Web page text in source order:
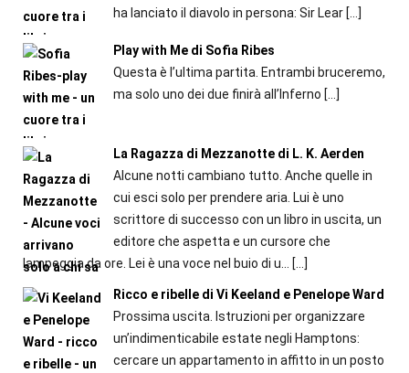
ha lanciato il diavolo in persona: Sir Lear[…]
Play with Me di Sofia Ribes
Questa è l’ultima partita. Entrambi bruceremo,
ma solo uno dei due finirà all’Inferno […]
La Ragazza di Mezzanotte di L. K. Aerden
Alcune notti cambiano tutto. Anche quelle in
cui esci solo per prendere aria. Lui è uno
scrittore di successo con un libro in uscita, un
editore che aspetta e un cursore che
lampeggia da ore. Lei è una voce nel buio di u...
[…]
Ricco e ribelle di Vi Keeland e Penelope Ward
Prossima uscita. Istruzioni per organizzare
un’indi­menticabile estate negli Hamptons:
cercare un appartamento in affitto in un posto